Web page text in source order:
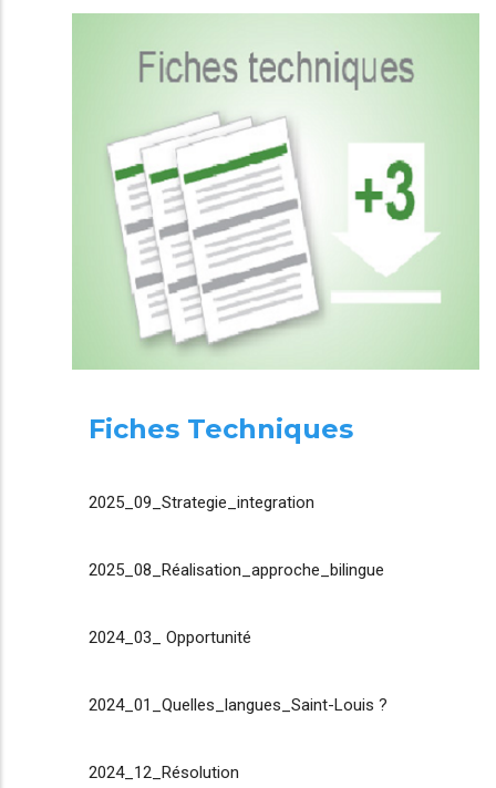
Fiches Techniques
2025_09_Strategie_integration
2025_08_Réalisation_approche_bilingue
2024_03_ Opportunité
2024_01_Quelles_langues_Saint-Louis ?
2024_12_Résolution